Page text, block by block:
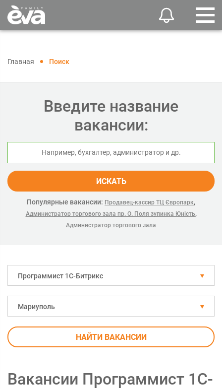
Главная Поиск
Введите название
вакансии:
ИСКАТЬ
Популярные вакансии: Продавец-кассир ТЦ Європарк,
Администратор торгового зала пр. О. Поля зупинка Юність,
Администратор торгового зала
Программист 1С-Битрикс
Мариуполь
НАЙТИ ВАКАНСИИ
Вакансии Программист 1С-